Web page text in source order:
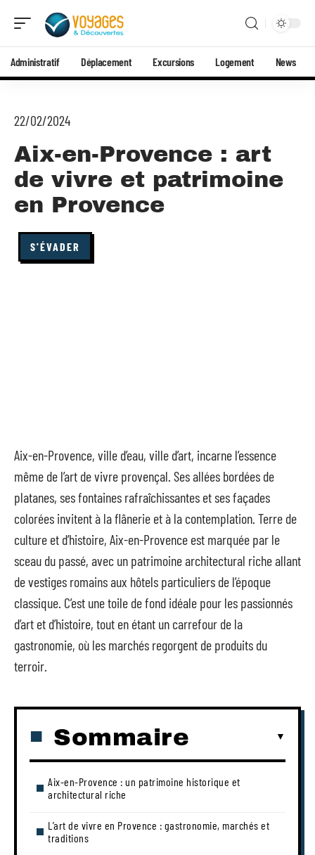
Administratif Déplacement Excursions Logement News
22/02/2024
Aix-en-Provence : art
de vivre et patrimoine
en Provence
S'ÉVADER
Aix-en-Provence, ville d’eau, ville d’art, incarne l’essence
même de l’art de vivre provençal. Ses allées bordées de
platanes, ses fontaines rafraîchissantes et ses façades
colorées invitent à la flânerie et à la contemplation. Terre de
culture et d’histoire, Aix-en-Provence est marquée par le
sceau du passé, avec un patrimoine architectural riche allant
de vestiges romains aux hôtels particuliers de l’époque
classique. C’est une toile de fond idéale pour les passionnés
d’art et d’histoire, tout en étant un carrefour de la
gastronomie, où les marchés regorgent de produits du
terroir.
Sommaire
Aix-en-Provence : un patrimoine historique et
architectural riche
L’art de vivre en Provence : gastronomie, marchés et
traditions